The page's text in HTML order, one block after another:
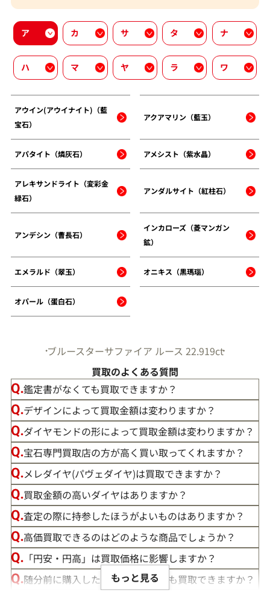
ア カ サ タ ナ
ハ マ ヤ ラ ワ
アウイン(アウイナイト)（藍
宝石）
アクアマリン（藍玉）
アパタイト（燐灰石） アメシスト（紫水晶）
アレキサンドライト（変彩金
緑石）
アンダルサイト（紅柱石）
アンデシン（曹長石）
インカローズ（菱マンガン
鉱）
エメラルド（翠玉） オニキス（黒瑪瑙）
オパール（蛋白石）
ブルースターサファイア ルース 22.919ct
買取のよくある質問
鑑定書がなくても買取できますか？
デザインによって買取金額は変わりますか？
ダイヤモンドの形によって買取金額は変わりますか？
宝石専門買取店の方が高く買い取ってくれますか？
メレダイヤ(パヴェダイヤ)は買取できますか？
買取金額の高いダイヤはありますか？
査定の際に持参したほうがよいものはありますか？
高価買取できるのはどのような商品でしょうか？
「円安・円高」は買取価格に影響しますか？
随分前に購入したダイヤモンドでも買取できますか？
もっと見る